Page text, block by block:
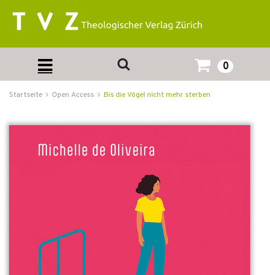
0
Startseite Open Access Bis die Vögel nicht mehr sterben